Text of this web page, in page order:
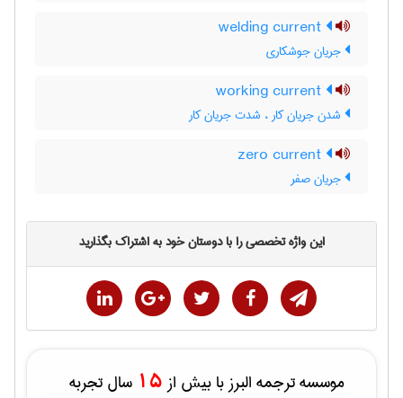
جریان جوشکاری
شدن جریان کار ، شدت جریان کار
جریان صفر
این واژه تخصصی را با دوستان خود به اشتراک بگذارید
موسسه ترجمه البرز با بیش از 15 سال تجربه